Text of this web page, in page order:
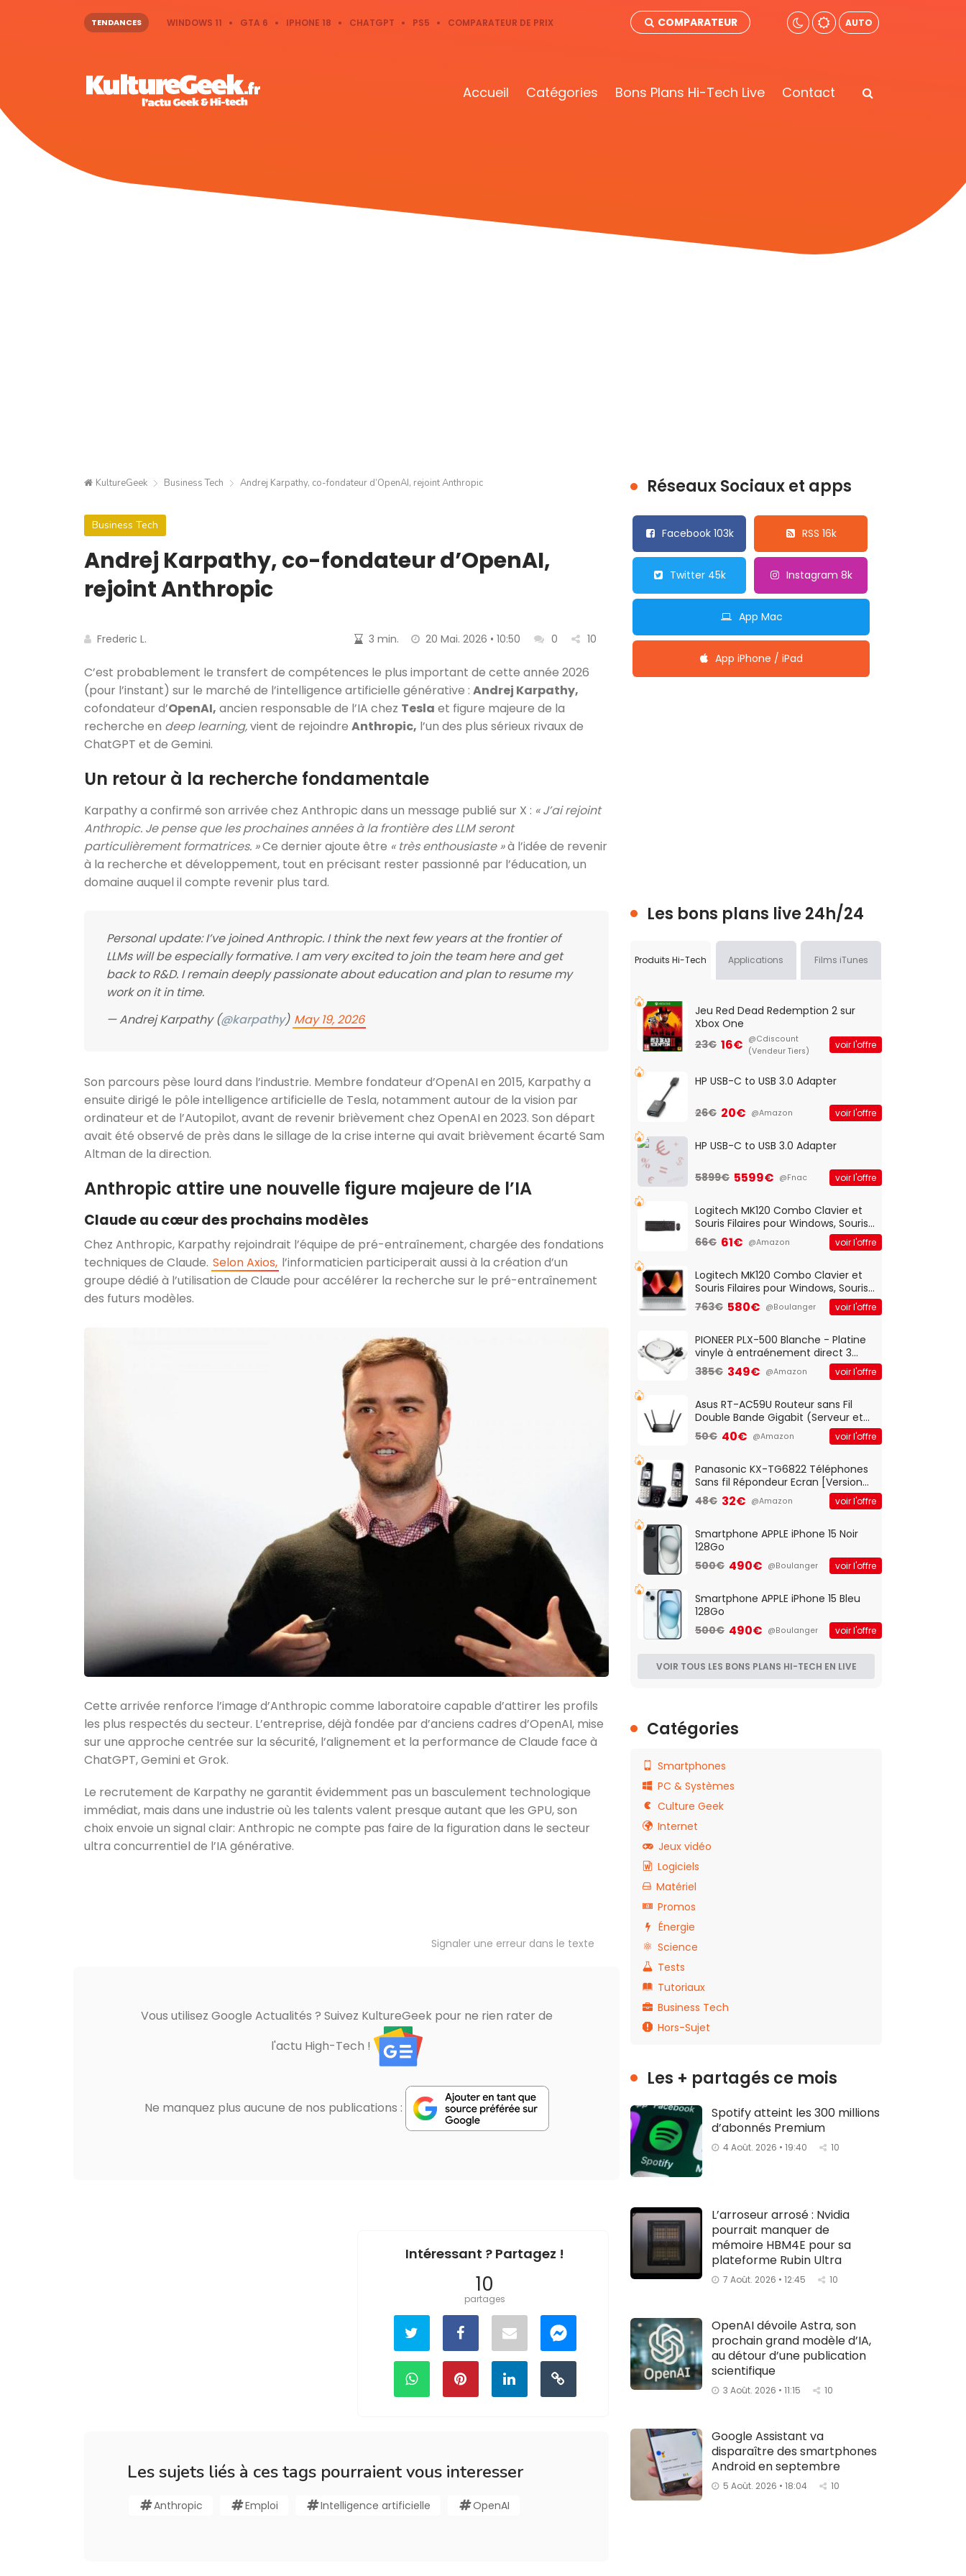
TENDANCES WINDOWS 11 GTA 6 IPHONE 18 CHATGPT PS5 COMPARATEUR DE PRIX COMPARATEUR AUTO
Accueil Catégories Bons Plans Hi-Tech Live Contact
KultureGeek Business Tech Andrej Karpathy, co-fondateur d’OpenAI, rejoint Anthropic
Business Tech
Andrej Karpathy, co-fondateur d’OpenAI,
rejoint Anthropic
Frederic L. 3 min. 20 Mai. 2026 • 10:50 0 10
C’est probablement le transfert de compétences le plus important de cette année 2026
(pour l’instant) sur le marché de l’intelligence artificielle générative : Andrej Karpathy,
cofondateur d’OpenAI, ancien responsable de l’IA chez Tesla et figure majeure de la
recherche en deep learning,vient de rejoindre Anthropic, l’un des plus sérieux rivaux de
ChatGPT et de Gemini.
Un retour à la recherche fondamentale
Karpathy a confirmé son arrivée chez Anthropic dans un message publié sur X : « J’ai rejoint
Anthropic. Je pense que les prochaines années à la frontière des LLM seront
particulièrement formatrices. »Ce dernier ajoute être « très enthousiaste »à l’idée de revenir
à la recherche et développement, tout en précisant rester passionné par l’éducation, un
domaine auquel il compte revenir plus tard.
Personal update: I’ve joined Anthropic. I think the next few years at the frontier of
LLMs will be especially formative. I am very excited to join the team here and get
back to R&D. I remain deeply passionate about education and plan to resume my
work on it in time.
— Andrej Karpathy (@karpathy) May 19, 2026
Son parcours pèse lourd dans l’industrie. Membre fondateur d’OpenAI en 2015, Karpathy a
ensuite dirigé le pôle intelligence artificielle de Tesla, notamment autour de la vision par
ordinateur et de l’Autopilot, avant de revenir brièvement chez OpenAI en 2023. Son départ
avait été observé de près dans le sillage de la crise interne qui avait brièvement écarté Sam
Altman de la direction.
Anthropic attire une nouvelle figure majeure de l’IA
Claude au cœur des prochains modèles
Chez Anthropic, Karpathy rejoindrait l’équipe de pré-entraînement, chargée des fondations
techniques de Claude. Selon Axios, l’informaticien participerait aussi à la création d’un
groupe dédié à l’utilisation de Claude pour accélérer la recherche sur le pré-entraînement
des futurs modèles.
Cette arrivée renforce l’image d’Anthropic comme laboratoire capable d’attirer les profils
les plus respectés du secteur. L’entreprise, déjà fondée par d’anciens cadres d’OpenAI, mise
sur une approche centrée sur la sécurité, l’alignement et la performance de Claude face à
ChatGPT, Gemini et Grok.
Le recrutement de Karpathy ne garantit évidemment pas un basculement technologique
immédiat, mais dans une industrie où les talents valent presque autant que les GPU, son
choix envoie un signal clair: Anthropic ne compte pas faire de la figuration dans le secteur
ultra concurrentiel de l’IA générative.
Signaler une erreur dans le texte
Vous utilisez Google Actualités ? Suivez KultureGeek pour ne rien rater de
l'actu High-Tech !
Ne manquez plus aucune de nos publications :
Intéressant ? Partagez !
10
partages
Les sujets liés à ces tags pourraient vous interesser
Anthropic Emploi Intelligence artificielle OpenAI
Réseaux Sociaux et apps
Facebook 103k RSS 16k
Twitter 45k Instagram 8k
App Mac
App iPhone / iPad
Les bons plans live 24h/24
Produits Hi-Tech Applications Films iTunes
Jeu Red Dead Redemption 2 sur
Xbox One
23€ 16€ @Cdiscount
(Vendeur Tiers)
voir l'offre
HP USB-C to USB 3.0 Adapter
26€ 20€ @Amazon voir l'offre
HP USB-C to USB 3.0 Adapter
5899€ 5599€ @Fnac voir l'offre
Logitech MK120 Combo Clavier et
Souris Filaires pour Windows, Souris
Optique Filaire, Connexion USB Plug
And Play, Confortable, Taille
QWERTY UK - Noir
66€ 61€ @Amazon voir l'offre
Logitech MK120 Combo Clavier et
Souris Filaires pour Windows, Souris
Optique Filaire, Connexion USB Plug
And Play, Confortable, Taille
QWERTY UK - Noir
763€ 580€ @Boulanger voir l'offre
PIONEER PLX-500 Blanche - Platine
vinyle à entraénement direct 3
vitesses (33-45-78 trs/min) avec
pre-ampli intégré et port USB
385€ 349€ @Amazon voir l'offre
Asus RT-AC59U Routeur sans Fil
Double Bande Gigabit (Serveur et
Client VPN, Triple Vlan, Mode Point
d'accès et Bridge, contrôle
50€ 40€ @Amazon voir l'offre
Panasonic KX-TG6822 Téléphones
Sans fil Répondeur Ecran [Version
Française]
48€ 32€ @Amazon voir l'offre
Smartphone APPLE iPhone 15 Noir
128Go
500€ 490€ @Boulanger voir l'offre
Smartphone APPLE iPhone 15 Bleu
128Go
500€ 490€ @Boulanger voir l'offre
VOIR TOUS LES BONS PLANS HI-TECH EN LIVE
Catégories
Smartphones
PC & Systèmes
Culture Geek
Internet
Jeux vidéo
Logiciels
Matériel
Promos
Énergie
Science
Tests
Tutoriaux
Business Tech
Hors-Sujet
Les + partagés ce mois
Spotify atteint les 300 millions
d’abonnés Premium
4 Août. 2026 • 19:40 10
L’arroseur arrosé : Nvidia
pourrait manquer de
mémoire HBM4E pour sa
plateforme Rubin Ultra
7 Août. 2026 • 12:45 10
OpenAI dévoile Astra, son
prochain grand modèle d’IA,
au détour d’une publication
scientifique
3 Août. 2026 • 11:15 10
Google Assistant va
disparaître des smartphones
Android en septembre
5 Août. 2026 • 18:04 10